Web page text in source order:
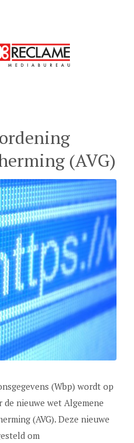
(AVG)
(Wbp) wordt op
de nieuwe wet Algemene
(AVG). Deze nieuwe
om